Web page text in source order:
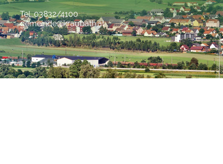
Tel. 03832/4100
gemeinde@kraubath.at